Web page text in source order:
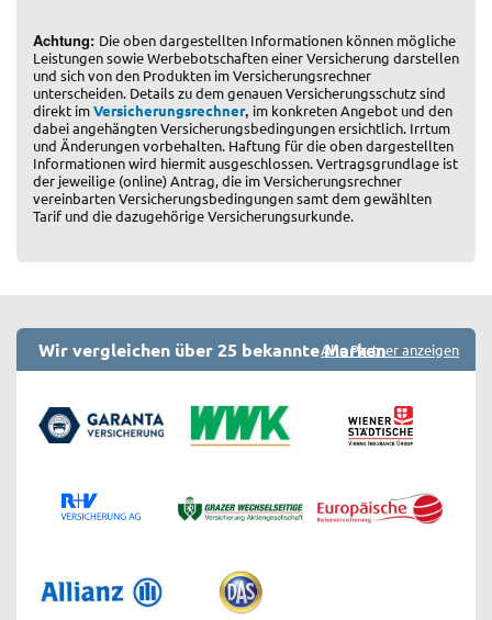
Achtung: Die oben dargestellten Informationen können mögliche
Leistungen sowie Werbebotschaften einer Versicherung darstellen
und sich von den Produkten im Versicherungsrechner
unterscheiden. Details zu dem genauen Versicherungsschutz sind
direkt imVersicherungsrechner, im konkreten Angebot und den
dabei angehängten Versicherungsbedingungen ersichtlich. Irrtum
und Änderungen vorbehalten. Haftung für die oben dargestellten
Informationen wird hiermit ausgeschlossen. Vertragsgrundlage ist
der jeweilige (online) Antrag, die im Versicherungsrechner
vereinbarten Versicherungsbedingungen samt dem gewählten
Tarif und die dazugehörige Versicherungsurkunde.
Wir vergleichen über 25 bekannte MarkenAlle Partner anzeigen